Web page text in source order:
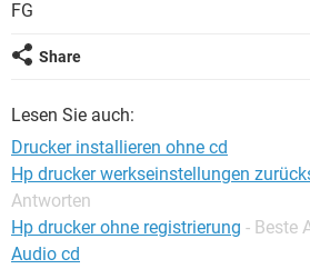
FG
Share
Lesen Sie auch:
Drucker installieren ohne cd
Hp drucker werkseinstellungen
Antworten
Hp drucker ohne registrierung - Beste
Audio cd